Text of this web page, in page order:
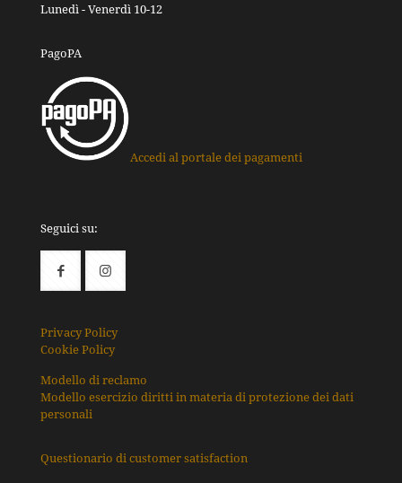
Lunedì - Venerdì 10-12
PagoPA
Accedi al portale dei pagamenti
Seguici su:
Privacy Policy
Cookie Policy
Modello di reclamo
Modello esercizio diritti in materia di protezione dei dati
personali
Questionario di customer satisfaction